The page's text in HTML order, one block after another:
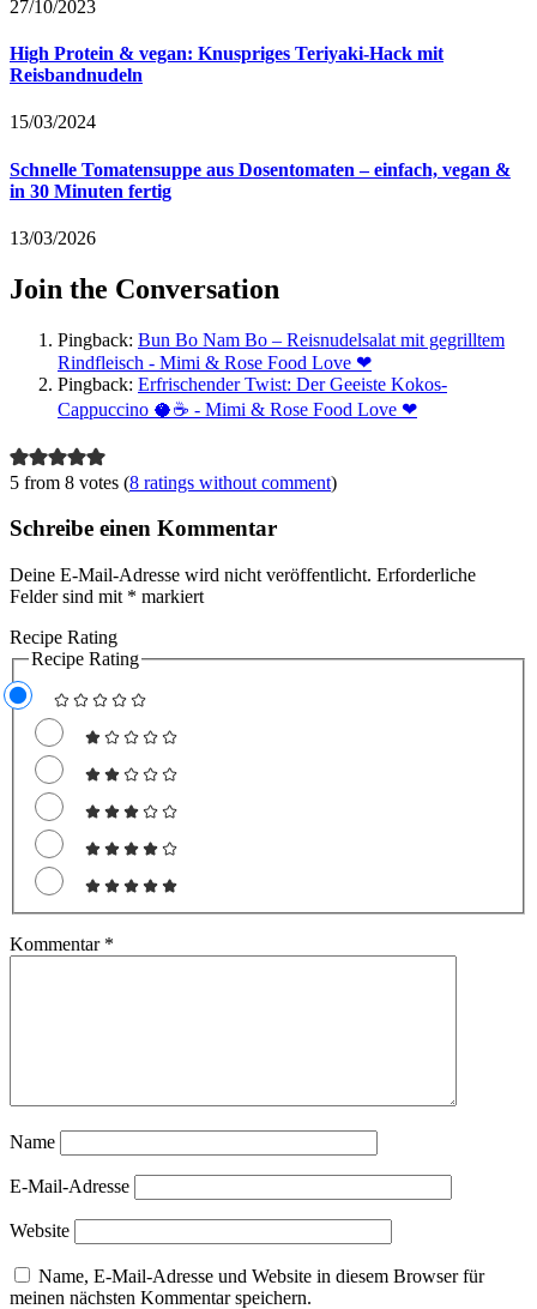
27/10/2023
High Protein & vegan: Knuspriges Teriyaki-Hack mit
Reisbandnudeln
15/03/2024
Schnelle Tomatensuppe aus Dosentomaten – einfach, vegan &
in 30 Minuten fertig
13/03/2026
Join the Conversation
Pingback: Bun Bo Nam Bo – Reisnudelsalat mit gegrilltem
Rindfleisch - Mimi & Rose Food Love ❤
Pingback: Erfrischender Twist: Der Geeiste Kokos-
Cappuccino 🥥☕️ - Mimi & Rose Food Love ❤
5 from 8 votes (8 ratings without comment)
Schreibe einen Kommentar
Deine E-Mail-Adresse wird nicht veröffentlicht. Erforderliche
Felder sind mit * markiert
Recipe Rating
Recipe Rating
Kommentar *
Name
E-Mail-Adresse
Website
Name, E-Mail-Adresse und Website in diesem Browser für
meinen nächsten Kommentar speichern.